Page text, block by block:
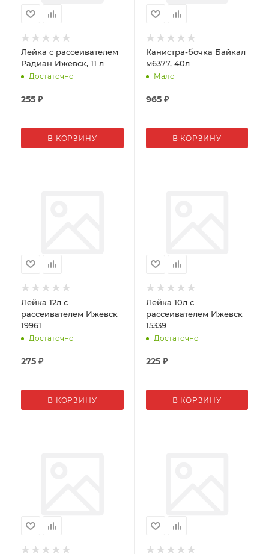
Лейка с рассеивателем
Радиан Ижевск, 11 л
Достаточно
255 ₽
В КОРЗИНУ
Канистра-бочка Байкал
м6377, 40л
Мало
965₽
В КОРЗИНУ
Лейка 12л с
рассеивателем Ижевск
19961
Достаточно
275 ₽
В КОРЗИНУ
Лейка 10л с
рассеивателем Ижевск
15339
Достаточно
225₽
В КОРЗИНУ